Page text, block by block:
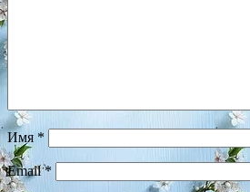
Имя *
Email*